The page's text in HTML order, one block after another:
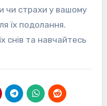
чи страхи у вашому
їх подолання.
снів та навчайтесь